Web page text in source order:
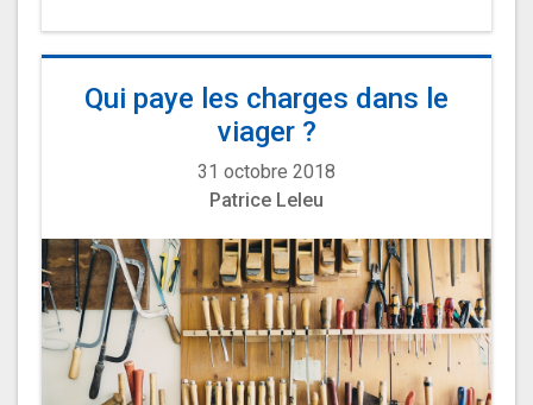
Qui paye les charges dans le
viager ?
31 octobre 2018
Patrice Leleu